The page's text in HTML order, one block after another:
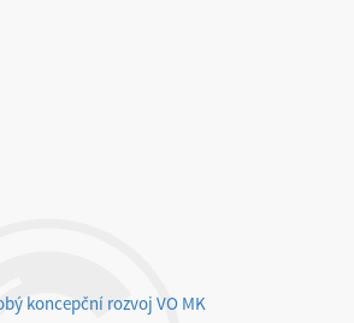
koncepční rozvoj VO MK